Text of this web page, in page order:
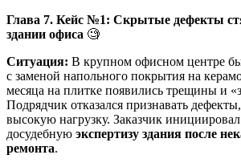
Глава 7. Кейс №1: Скрытые дефекты
здании офиса 🧐
Ситуация: В крупном офисном центре
с заменой напольного покрытия на
месяца на плитке появились трещины и
Подрядчик отказался признавать
высокую нагрузку. Заказчик инициировал
досудебную экспертизу здания после
ремонта.